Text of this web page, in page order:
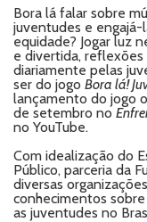
Bora lá falar sobre
juventudes e
equidade? Jogar luz
e divertida, reflexões
diariamente pelas
ser do jogo Bora lá!
lançamento do jogo
de setembro no
no YouTube.
Com idealização do
Público, parceria da
diversas
conhecimentos
as juventudes no